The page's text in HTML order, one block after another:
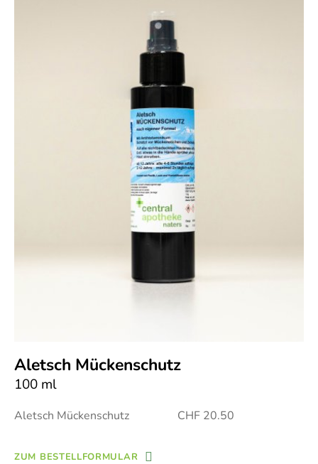
Aletsch Mückenschutz
100 ml
Aletsch Mückenschutz CHF 20.50
ZUM BESTELLFORMULAR